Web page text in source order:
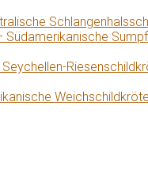
Südamerikanische